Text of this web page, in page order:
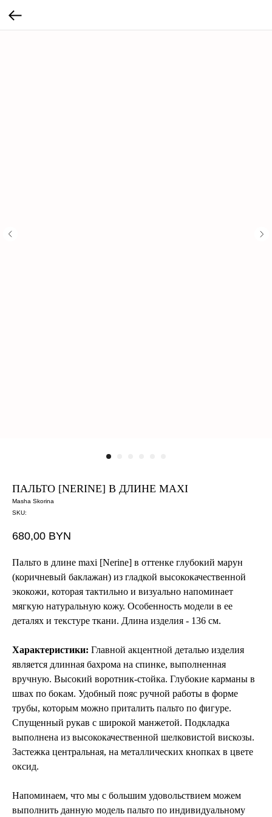
ПАЛЬТО [NERINE] В ДЛИНЕ MAXI
Masha Skorina
SKU:
680,00 BYN
Пальто в длине maxi [Nerine] в оттенке глубокий марун
(коричневый баклажан) из гладкой высококачественной
экокожи, которая тактильно и визуально напоминает
мягкую натуральную кожу. Особенность модели в ее
деталях и текстуре ткани. Длина изделия - 136 см.
Характеристики: Главной акцентной деталью изделия
является длинная бахрома на спинке, выполненная
вручную. Высокий воротник-стойка. Глубокие карманы в
швах по бокам. Удобный пояс ручной работы в форме
трубы, которым можно приталить пальто по фигуре.
Спущенный рукав с широкой манжетой. Подкладка
выполнена из высококачественной шелковистой вискозы.
Застежка центральная, на металлических кнопках в цвете
оксид.
Напоминаем, что мы с большим удовольствием можем
выполнить данную модель пальто по индивидуальному